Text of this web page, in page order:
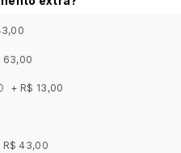
63,00
+ R$ 13,00
R$ 43,00